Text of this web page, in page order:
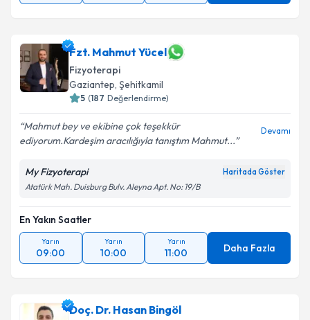
Fzt. Mahmut Yücel
Fizyoterapi
Gaziantep, Şehitkamil
5 (187 Değerlendirme)
Mahmut bey ve ekibine çok teşekkür
ediyorum.Kardeşim aracılığıyla tanıştım Mahmut...
Devamı
My Fizyoterapi Haritada Göster
Atatürk Mah. Duisburg Bulv. Aleyna Apt. No: 19/B
En Yakın Saatler
Yarın
09:00
Yarın
10:00
Yarın
11:00 Daha Fazla
Doç. Dr. Hasan Bingöl